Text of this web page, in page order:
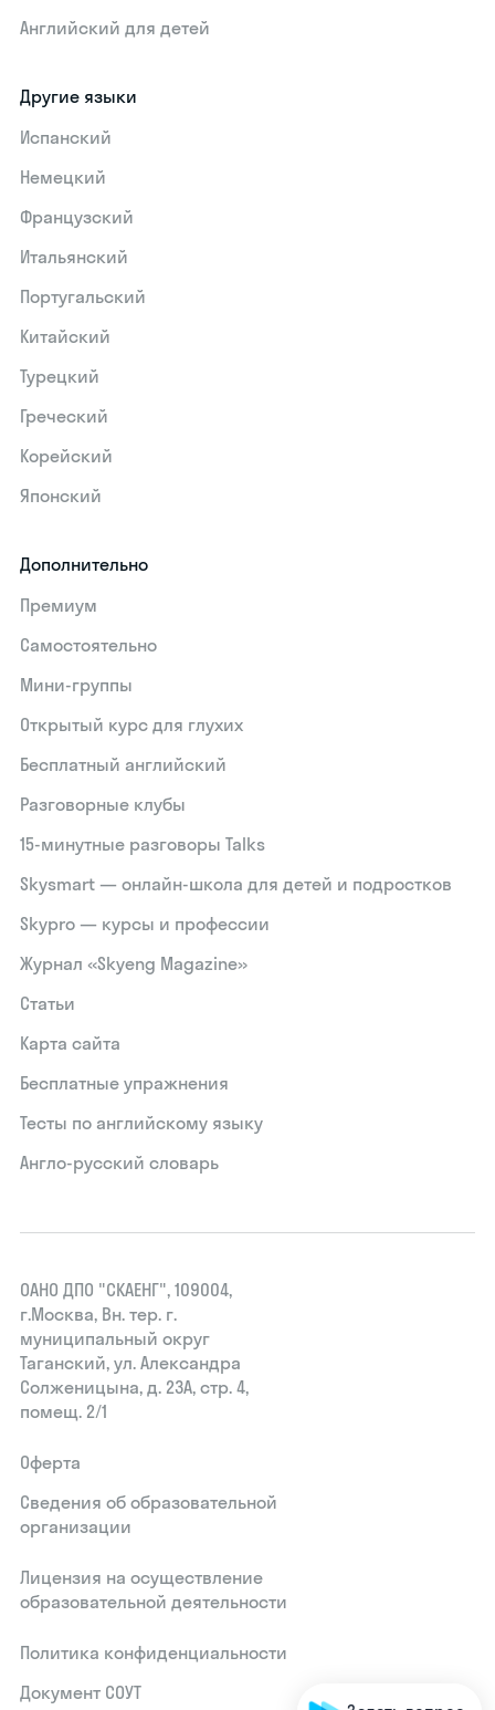
Английский для детей
Другие языки
Испанский
Немецкий
Французский
Итальянский
Португальский
Китайский
Турецкий
Греческий
Корейский
Японский
Дополнительно
Премиум
Самостоятельно
Мини-группы
Открытый курс для глухих
Бесплатный английский
Разговорные клубы
15‑минутные разговоры Talks
Skysmart — онлайн-школа для детей и подростков
Skypro — курсы и профессии
Журнал «Skyeng Magazine»
Статьи
Карта сайта
Бесплатные упражнения
Тесты по английскому языку
Англо-русский словарь
ОАНО ДПО "СКАЕНГ", 109004,
г.Москва, Вн. тер. г.
муниципальный округ
Таганский, ул. Александра
Солженицына, д. 23А, стр. 4,
помещ. 2/1
Оферта
Сведения об образовательной
организации
Лицензия на осуществление
образовательной деятельности
Политика конфиденциальности
Документ СОУТ